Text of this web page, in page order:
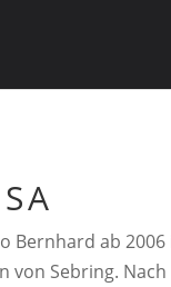
Bernhard ab
von Sebring.